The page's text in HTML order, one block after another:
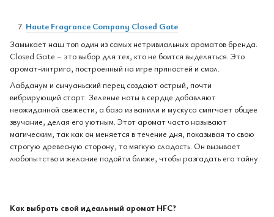
Haute Fragrance Company Closed Gate
Замыкает наш топ один из самых нетривиальных ароматов бренда.
Closed Gate – это выбор для тех, кто не боится выделяться. Это
аромат-интрига, построенный на игре пряностей и смол.
Лабданум и сычуаньский перец создают острый, почти
вибрирующий старт. Зеленые ноты в сердце добавляют
неожиданной свежести, а база из ванили и мускуса смягчает общее
звучание, делая его уютным. Этот аромат часто называют
магическим, так как он меняется в течение дня, показывая то свою
строгую древесную сторону, то мягкую сладость. Он вызывает
любопытство и желание подойти ближе, чтобы разгадать его тайну.
Как выбрать свой идеальный аромат HFC?